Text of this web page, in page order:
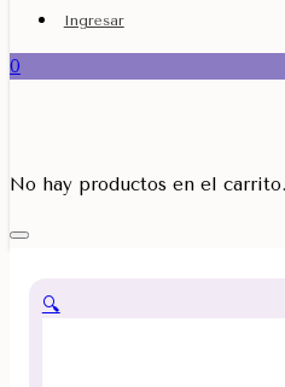
Ingresar
0
No hay productos en el carrito.
🔍